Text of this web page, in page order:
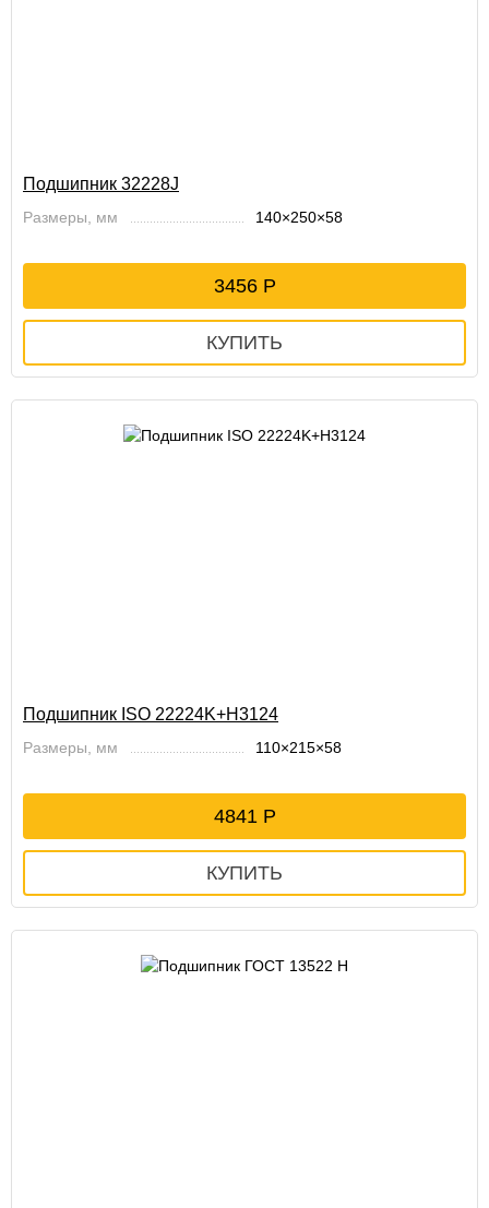
Подшипник 32228J
Размеры, мм 140×250×58
3456
Подшипник ISO 22224K+H3124
Размеры, мм 110×215×58
4841